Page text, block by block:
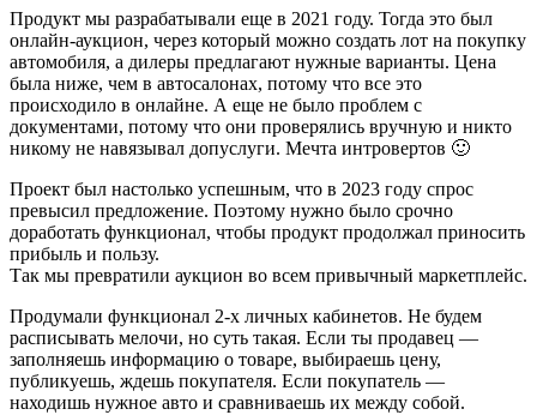
Продукт мы разрабатывали еще в 2021 году. Тогда это был
онлайн-аукцион, через который можно создать лот на покупку
автомобиля, а дилеры предлагают нужные варианты. Цена
была ниже, чем в автосалонах, потому что все это
происходило в онлайне. А еще не было проблем с
документами, потому что они проверялись вручную и никто
никому не навязывал допуслуги. Мечта интровертов 🙂
Проект был настолько успешным, что в 2023 году спрос
превысил предложение. Поэтому нужно было срочно
доработать функционал, чтобы продукт продолжал приносить
прибыль и пользу.
Так мы превратили аукцион во всем привычный маркетплейс.
Продумали функционал 2-х личных кабинетов. Не будем
расписывать мелочи, но суть такая. Если ты продавец —
заполняешь информацию о товаре, выбираешь цену,
публикуешь, ждешь покупателя. Если покупатель —
находишь нужное авто и сравниваешь их между собой.